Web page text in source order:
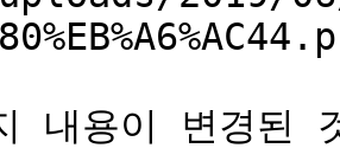
내용이 변경된